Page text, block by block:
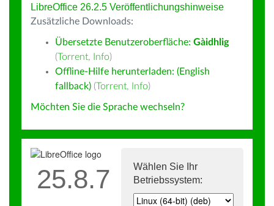
LibreOffice 26.2.5 Veröffentlichungshinweise
Zusätzliche Downloads:
Übersetzte Benutzeroberfläche: Gàidhlig
(Torrent, Info)
Offline-Hilfe herunterladen: (English
fallback) (Torrent, Info)
Möchten Sie die Sprache wechseln?
Wählen Sie Ihr
Betriebssystem:
25.8.7